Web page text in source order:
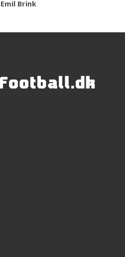
Emil Brink